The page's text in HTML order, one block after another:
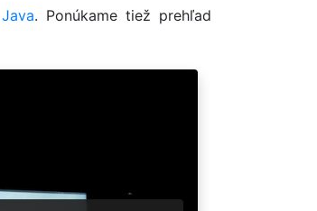
Java. Ponúkame tiež prehľad